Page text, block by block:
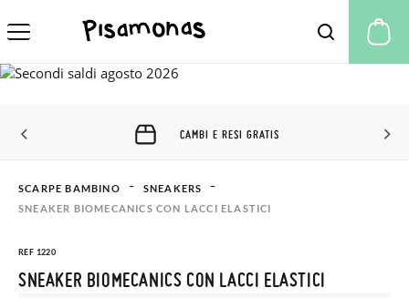
CAMBI E RESI GRATIS
SCARPE BAMBINO
SNEAKERS
SNEAKER BIOMECANICS CON LACCI ELASTICI
REF 1220
SNEAKER BIOMECANICS CON LACCI ELASTICI